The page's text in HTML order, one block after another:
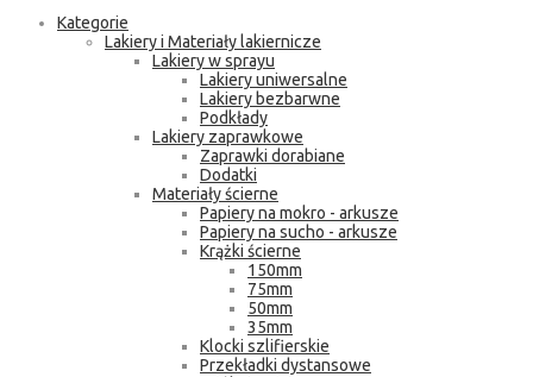
Kategorie
Lakiery i Materiały lakiernicze
Lakiery w sprayu
Lakiery uniwersalne
Lakiery bezbarwne
Podkłady
Lakiery zaprawkowe
Zaprawki dorabiane
Dodatki
Materiały ścierne
Papiery na mokro - arkusze
Papiery na sucho - arkusze
Krążki ścierne
150mm
75mm
50mm
35mm
Klocki szlifierskie
Przekładki dystansowe